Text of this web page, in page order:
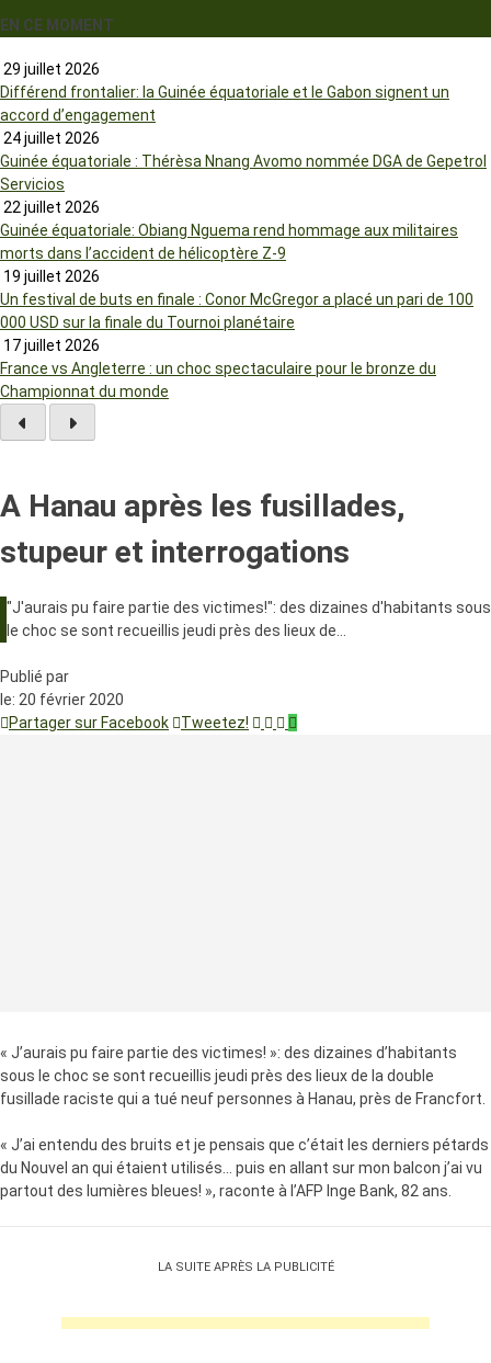
EN CE MOMENT
29 juillet 2026
Différend frontalier: la Guinée équatoriale et le Gabon signent un
accord d’engagement
24 juillet 2026
Guinée équatoriale : Thérèsa Nnang Avomo nommée DGA de Gepetrol
Servicios
22 juillet 2026
Guinée équatoriale: Obiang Nguema rend hommage aux militaires
morts dans l’accident de hélicoptère Z-9
19 juillet 2026
Un festival de buts en finale : Conor McGregor a placé un pari de 100
000 USD sur la finale du Tournoi planétaire
17 juillet 2026
France vs Angleterre : un choc spectaculaire pour le bronze du
Championnat du monde
A Hanau après les fusillades,
stupeur et interrogations
"J'aurais pu faire partie des victimes!": des dizaines d'habitants sous
le choc se sont recueillis jeudi près des lieux de…
Publié par
le: 20 février 2020
Partager sur Facebook
Tweetez!
« J’aurais pu faire partie des victimes! »: des dizaines d’habitants
sous le choc se sont recueillis jeudi près des lieux de la double
fusillade raciste qui a tué neuf personnes à Hanau, près de Francfort.
« J’ai entendu des bruits et je pensais que c’était les derniers pétards
du Nouvel an qui étaient utilisés… puis en allant sur mon balcon j’ai vu
partout des lumières bleues! », raconte à l’AFP Inge Bank, 82 ans.
LA SUITE APRÈS LA PUBLICITÉ